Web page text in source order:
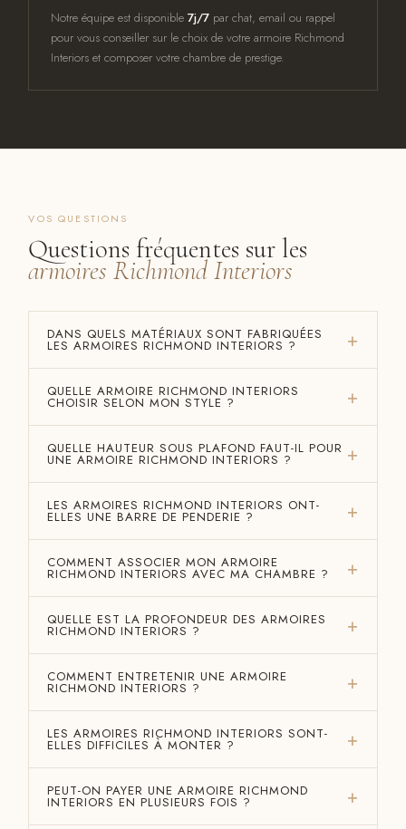
Notre équipe est disponible7j/7 par chat, email ou rappel
pour vous conseiller sur le choix de votre armoire Richmond
Interiors et composer votre chambre de prestige.
VOS QUESTIONS
Questions fréquentes sur les
armoires Richmond Interiors
DANS QUELS MATÉRIAUX SONT FABRIQUÉES
LES ARMOIRES RICHMOND INTERIORS ?
QUELLE ARMOIRE RICHMOND INTERIORS
CHOISIR SELON MON STYLE ?
QUELLE HAUTEUR SOUS PLAFOND FAUT-IL POUR
UNE ARMOIRE RICHMOND INTERIORS ?
LES ARMOIRES RICHMOND INTERIORS ONT-
ELLES UNE BARRE DE PENDERIE ?
COMMENT ASSOCIER MON ARMOIRE
RICHMOND INTERIORS AVEC MA CHAMBRE ?
QUELLE EST LA PROFONDEUR DES ARMOIRES
RICHMOND INTERIORS ?
COMMENT ENTRETENIR UNE ARMOIRE
RICHMOND INTERIORS ?
LES ARMOIRES RICHMOND INTERIORS SONT-
ELLES DIFFICILES À MONTER ?
PEUT-ON PAYER UNE ARMOIRE RICHMOND
INTERIORS EN PLUSIEURS FOIS ?